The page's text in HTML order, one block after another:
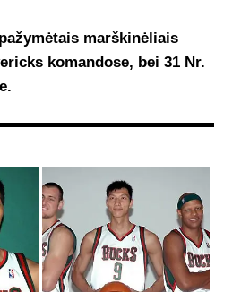
marškinėliais
komandose, bei 31 Nr.